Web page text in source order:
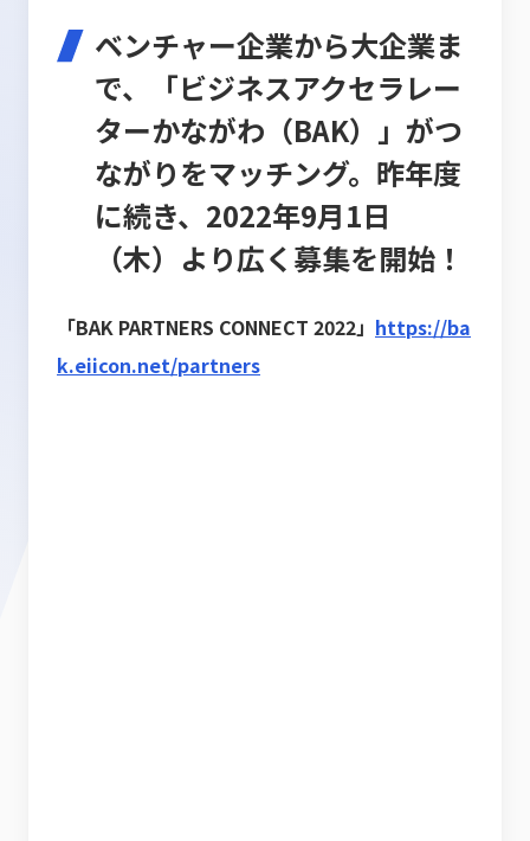
ベンチャー企業から大企業ま
で、「ビジネスアクセラレー
ターかながわ（BAK）」がつ
ながりをマッチング。昨年度
に続き、2022年9月1日
（木）より広く募集を開始！
「BAK PARTNERS CONNECT 2022」 https://ba
k.eiicon.net/partners